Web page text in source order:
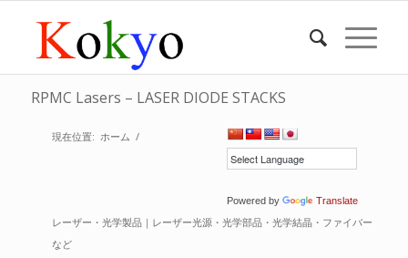
RPMC Lasers – LASER DIODE STACKS
Powered by Translate
現在位置: ホーム /
レーザー・光学製品｜レーザー光源・光学部品・光学結晶・ファイバー
など